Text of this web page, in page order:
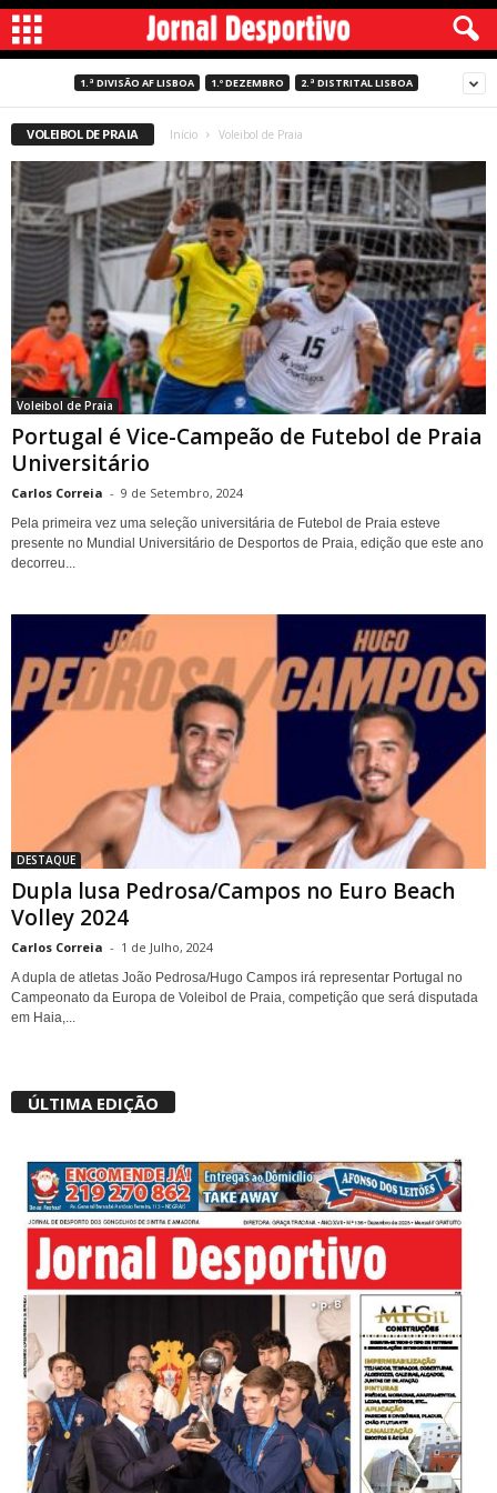
1.ª DIVISÃO AF LISBOA 1.º DEZEMBRO 2.ª DISTRITAL LISBOA
VOLEIBOL DE PRAIA Início Voleibol de Praia
Voleibol de Praia
Portugal é Vice-Campeão de Futebol de Praia
Universitário
Carlos Correia - 9 de Setembro, 2024
Pela primeira vez uma seleção universitária de Futebol de Praia esteve
presente no Mundial Universitário de Desportos de Praia, edição que este ano
decorreu...
DESTAQUE
Dupla lusa Pedrosa/Campos no Euro Beach
Volley 2024
Carlos Correia - 1 de Julho, 2024
A dupla de atletas João Pedrosa/Hugo Campos irá representar Portugal no
Campeonato da Europa de Voleibol de Praia, competição que será disputada
em Haia,...
ÚLTIMA EDIÇÃO